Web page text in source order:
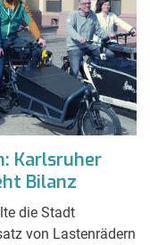
Karlsruher
Bilanz
die Stadt
von Lastenrädern